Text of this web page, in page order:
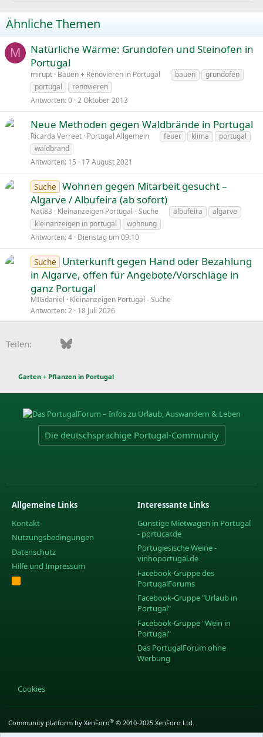
Ähnliche Themen
M
Natürliche Wärme: Grundofen und Steinofen in
Portugal
mirupt Bauen + Renovieren in Portugal bauen
grundofen
portugal
renovieren
Antworten 0 2 Oktober 2013
Neue Methoden gegen Waldbrände in Portugal
Ricarda Verreet Portugal Allgemein feuer klima
portugal
waldbrand
Antworten 15 17 August 2021
Suche Wohnen gegen Mitarbeit gesucht –
Algarve / Albufeira (ab sofort)
Nati83 Kleinanzeigen Portugal - Suche albufeira
algarve
kleinanzeigen in portugal
wohnung
Antworten 4 Dienstag um 09:10
Suche
Unterkunft gegen Hand oder Bezahlung
in Algarve, offen für Angebote/Vorschläge in
ganz Portugal
MIGdaniel
Kleinanzeigen Portugal - Suche
Antworten 2 18 Juli 2026
Teilen: FacebookBluesky
Garten + Pflanzen in Portugal
Die deutschsprachige Portugal-Community
Allgemeine Links
Kontakt
Nutzungsbedingungen
Datenschutz
Hilfe und Impressum
R
S
Interessante Links
Günstige Mietwagen in Portugal
- portucar.de
Portugiesische Weine -
vinhoportugal.de
Facebook-Gruppe des
PortugalForums
Facebook-Gruppe "Urlaub in
Portugal"
Facebook-Gruppe "Wein in
Portugal"
Das PortugalForum ohne
Werbung
Cookies
Community platform by XenForo® © 2010-2025 XenForo Ltd.